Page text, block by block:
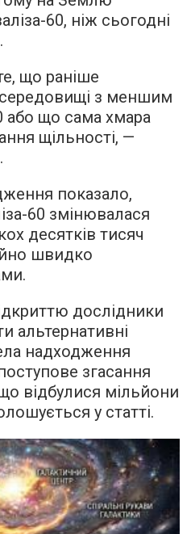
60, ніж сьогодні
що раніше
з меншим
або що сама хмара
щільності, —
показало,
60 змінювалася
десятків тисяч
швидко
дослідники
альтернативні
надходження
згасання
відбулися мільйони
у статті.